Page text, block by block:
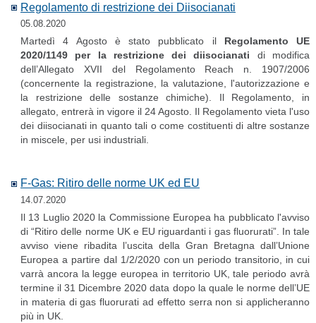
Regolamento di restrizione dei Diisocianati
05.08.2020
Martedì 4 Agosto è stato pubblicato ilRegolamento UE
2020/1149 per la restrizione dei diisocianati di modifica
dell’Allegato XVII del Regolamento Reach n. 1907/2006
(concernente la registrazione, la valutazione, l'autorizzazione e
la restrizione delle sostanze chimiche). Il Regolamento, in
allegato, entrerà in vigore il 24 Agosto. Il Regolamento vieta l'uso
dei diisocianati in quanto tali o come costituenti di altre sostanze
in miscele, per usi industriali.
F-Gas: Ritiro delle norme UK ed EU
14.07.2020
Il 13 Luglio 2020 la Commissione Europea ha pubblicato l'avviso
di “Ritiro delle norme UK e EU riguardanti i gas fluorurati”. In tale
avviso viene ribadita l’uscita della Gran Bretagna dall’Unione
Europea a partire dal 1/2/2020 con un periodo transitorio, in cui
varrà ancora la legge europea in territorio UK, tale periodo avrà
termine il 31 Dicembre 2020 data dopo la quale le norme dell’UE
in materia di gas fluorurati ad effetto serra non si applicheranno
più in UK.